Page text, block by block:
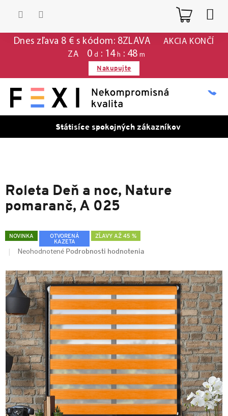
Dnes zľava 8 € s kódom: 8ZLAVA
AKCIA KONČÍ
ZA
0 d 14 h 48 m
Nakupujte
Státisíce spokojných zákazníkov
Roleta Deň a noc, Nature
pomaranč, A 025
NOVINKA
OTVORENÁ
KAZETA
ZĽAVY AŽ 45 %
Neohodnotené Podrobnosti hodnotenia